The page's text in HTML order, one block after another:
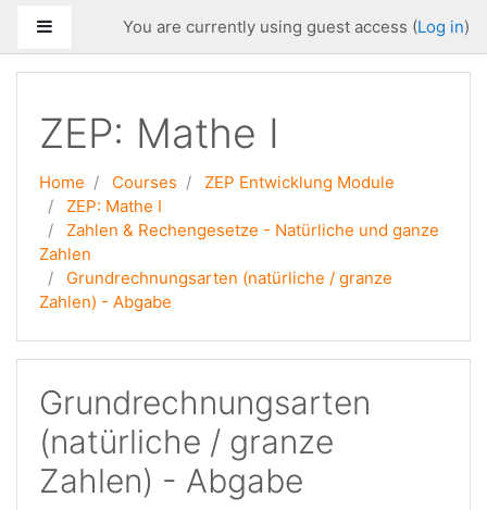
Side panelYou are currently using guest access (Log in)
ZEP: Mathe I
Home Courses
ZEP Entwicklung Module
ZEP: Mathe I
Zahlen & Rechengesetze - Natürliche und ganze
Zahlen
Grundrechnungsarten (natürliche / granze
Zahlen) - Abgabe
Grundrechnungsarten
(natürliche / granze
Zahlen) - Abgabe